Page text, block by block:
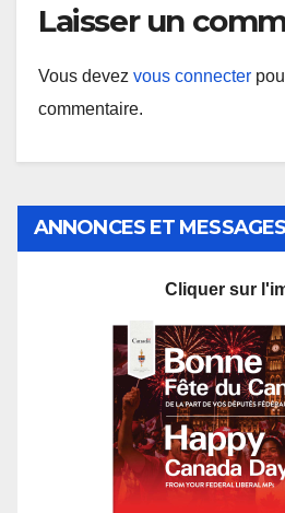
Laisser un
Vous devez vous connecter
commentaire.
ANNONCES ET
Cliquer sur